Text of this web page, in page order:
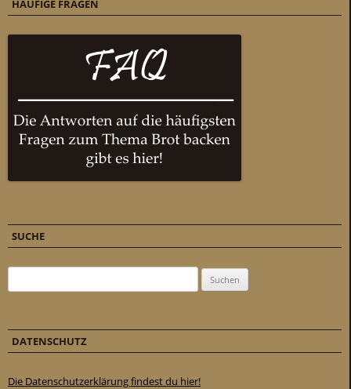
HÄUFIGE FRAGEN
SUCHE
DATENSCHUTZ
Die Datenschutzerklärung findest du hier!